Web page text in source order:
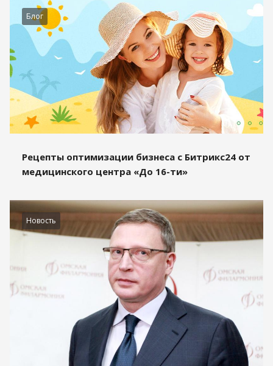
Блог
Рецепты оптимизации бизнеса с Битрикс24 от
медицинского центра «До 16-ти»
Новость